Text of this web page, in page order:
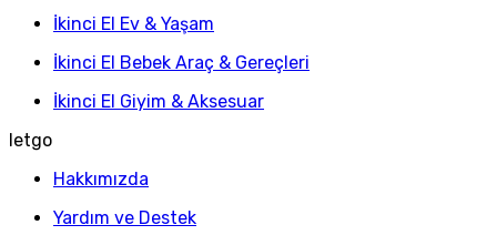
İkinci El Ev & Yaşam
İkinci El Bebek Araç & Gereçleri
İkinci El Giyim & Aksesuar
letgo
Hakkımızda
Yardım ve Destek